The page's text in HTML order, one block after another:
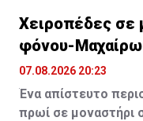
Χειροπέδες σε
φόνου-
07.08.2026 20:23
Ένα απίστευτο
πρωί σε μοναστήρι